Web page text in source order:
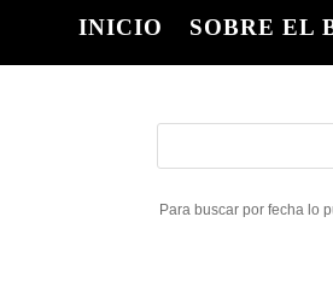
INICIO SOBRE EL
Para buscar por fecha lo